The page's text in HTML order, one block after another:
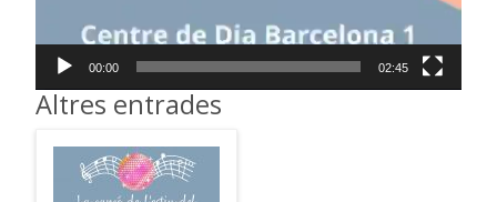
00:00 02:45
Altres entrades